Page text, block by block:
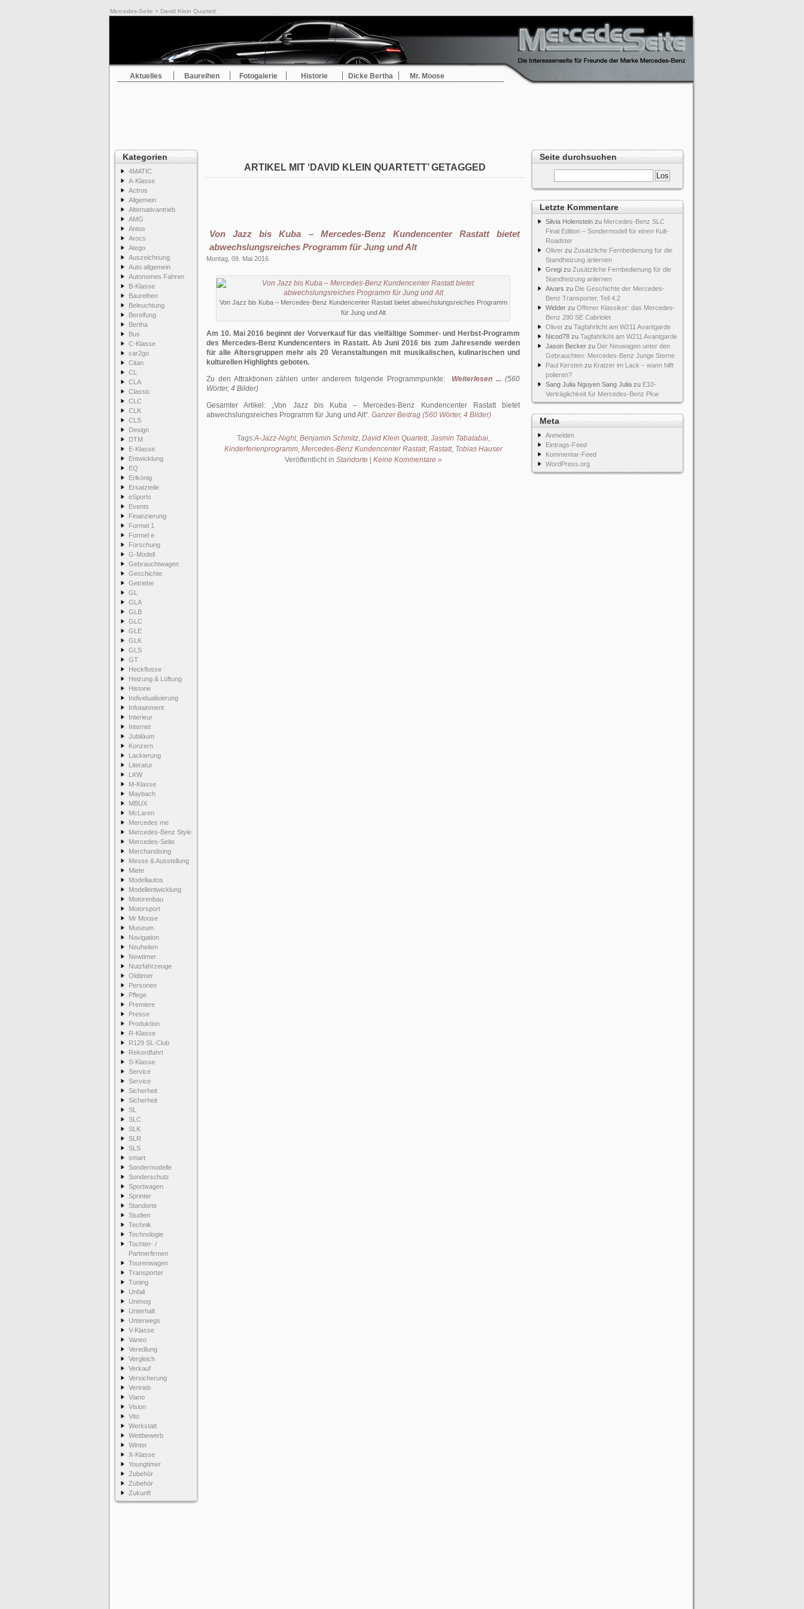
Mercedes-Seite > David Klein Quartett
Aktuelles Baureihen Fotogalerie Historie Dicke Bertha Mr. Moose
Kategorien
4MATIC
A-Klasse
Actros
Allgemein
Alternativantrieb
AMG
Antos
Arocs
Atego
Auszeichnung
Auto allgemein
Autonomes Fahren
B-Klasse
Baureihen
Beleuchtung
Bereifung
Bertha
Bus
C-Klasse
car2go
Citan
CL
CLA
Classic
CLC
CLK
CLS
Design
DTM
E-Klasse
Entwicklung
EQ
Erlkönig
Ersatzteile
eSports
Events
Finanzierung
Formel 1
Formel e
Forschung
G-Modell
Gebrauchtwagen
Geschichte
Getriebe
GL
GLA
GLB
GLC
GLE
GLK
GLS
GT
Heckflosse
Heizung & Lüftung
Historie
Individualisierung
Infotainment
Interieur
Internet
Jubiläum
Konzern
Lackierung
Literatur
LKW
M-Klasse
Maybach
MBUX
McLaren
Mercedes me
Mercedes-Benz Style
Mercedes-Seite
Merchandising
Messe & Ausstellung
Miete
Modellautos
Modellentwicklung
Motorenbau
Motorsport
Mr Moose
Museum
Navigation
Neuheiten
Newtimer
Nutzfahrzeuge
Oldtimer
Personen
Pflege
Premiere
Presse
Produktion
R-Klasse
R129 SL-Club
Rekordfahrt
S-Klasse
Service
Service
Sicherheit
Sicherheit
SL
SLC
SLK
SLR
SLS
smart
Sondermodelle
Sonderschutz
Sportwagen
Sprinter
Standorte
Studien
Technik
Technologie
Tochter- /
Partnerfirmen
Tourenwagen
Transporter
Tuning
Unfall
Unimog
Unterhalt
Unterwegs
V-Klasse
Vaneo
Veredlung
Vergleich
Verkauf
Versicherung
Vertrieb
Viano
Vision
Vito
Werkstatt
Wettbewerb
Winter
X-Klasse
Youngtimer
Zubehör
Zubehör
Zukunft
Seite durchsuchen
Letzte Kommentare
Silvia Holenstein zu Mercedes-Benz SLC
Final Edition – Sondermodell für einen Kult-
Roadster
Oliver zu Zusätzliche Fernbedienung für die
Standheizung anlernen
Gregi zu Zusätzliche Fernbedienung für die
Standheizung anlernen
Aivars zu Die Geschichte der Mercedes-
Benz Transporter, Teil 4.2
Widder zu Offener Klassiker: das Mercedes-
Benz 280 SE Cabriolet
Oliver zu Tagfahrlicht am W211 Avantgarde
Nicod78 zu Tagfahrlicht am W211 Avantgarde
Jason Becker zu Der Neuwagen unter den
Gebrauchten: Mercedes-Benz Junge Sterne
Paul Kersten zu Kratzer im Lack – wann hilft
polieren?
Sang Julia Nguyen Sang Julia zu E10-
Verträglichkeit für Mercedes-Benz Pkw
Meta
Anmelden
Eintrags-Feed
Kommentar-Feed
WordPress.org
ARTIKEL MIT ‘DAVID KLEIN QUARTETT’ GETAGGED
Von Jazz bis Kuba – Mercedes-Benz Kundencenter Rastatt bietet
abwechslungsreiches Programm für Jung und Alt
Montag, 09. Mai 2016
Von Jazz bis Kuba – Mercedes-Benz Kundencenter Rastatt bietet abwechslungsreiches Programm
für Jung und Alt
Am 10. Mai 2016 beginnt der Vorverkauf für das vielfältige Sommer- und Herbst-Programm
des Mercedes-Benz Kundencenters in Rastatt. Ab Juni 2016 bis zum Jahresende werden
für alle Altersgruppen mehr als 20 Veranstaltungen mit musikalischen, kulinarischen und
kulturellen Highlights geboten.
Zu den Attraktionen zählen unter anderem folgende Programmpunkte:
Weiterlesen ... (560
Wörter, 4 Bilder)
Gesamter Artikel: Von Jazz bis Kuba – Mercedes-Benz Kundencenter Rastatt bietet
abwechslungsreiches Programm für Jung und Alt . Ganzer Beitrag (560 Wörter, 4 Bilder)
Tags:A-Jazz-Night, Benjamin Schmitz, David Klein Quartett, Jasmin Tabatabai,
Kinderferienprogramm, Mercedes-Benz Kundencenter Rastatt, Rastatt, Tobias Hauser
Veröffentlicht in Standorte| Keine Kommentare »